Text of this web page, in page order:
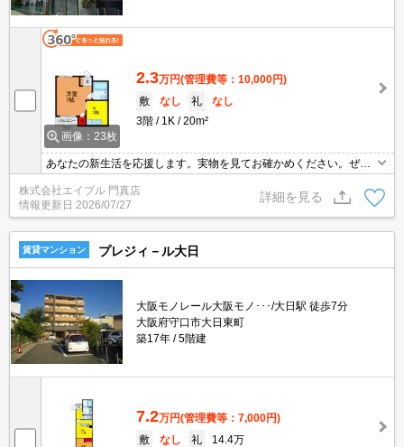
画像：23枚
2.3万円(管理費等：10,000円)
敷
なし 礼
なし
3階
1K 20m²
あなたの新生活を応援します。実物を見てお確かめください。ぜひ
お問合せください。
株式会社エイブル 門真店
情報更新日 2026/07/27
詳細を見る
賃貸マンション プレジィ－ル大日
大阪モノレール大阪モノ･･･/大日駅 徒歩7分
大阪府守口市大日東町
築17年
5階建
7.2万円(管理費等：7,000円)
敷
なし 礼
14.4万